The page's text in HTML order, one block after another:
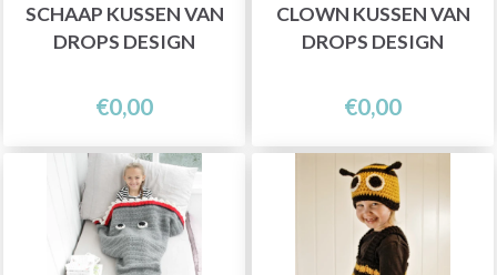
SCHAAP KUSSEN VAN
DROPS DESIGN
€0,00
CLOWN KUSSEN VAN
DROPS DESIGN
€0,00